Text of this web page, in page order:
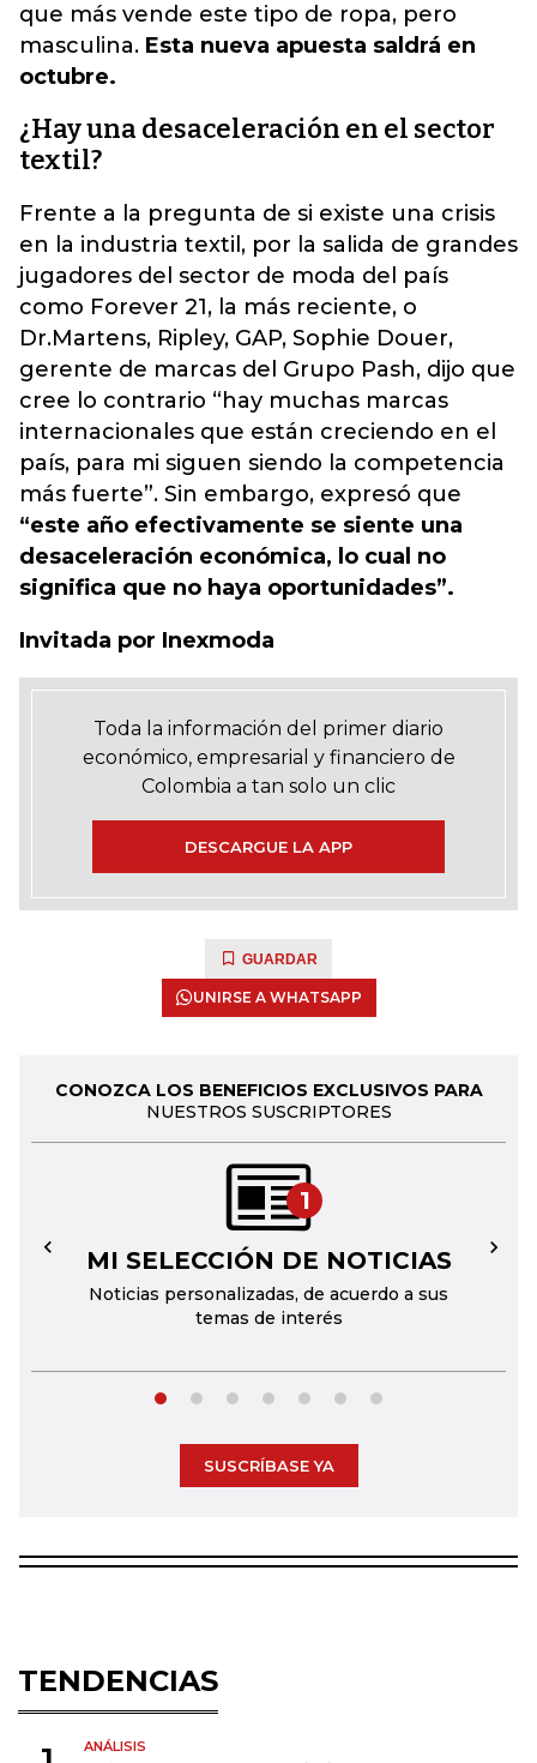
que más vende este tipo de ropa, pero
masculina. Esta nueva apuesta saldrá en
octubre.
¿Hay una desaceleración en el sector
textil?
Frente a la pregunta de si existe una crisis
en la industria textil, por la salida de grandes
jugadores del sector de moda del país
como Forever 21, la más reciente, o
Dr.Martens, Ripley, GAP, Sophie Douer,
gerente de marcas del Grupo Pash, dijo que
cree lo contrario “hay muchas marcas
internacionales que están creciendo en el
país, para mi siguen siendo la competencia
más fuerte”. Sin embargo, expresó que
“este año efectivamente se siente una
desaceleración económica, lo cual no
significa que no haya oportunidades”.
Invitada por Inexmoda
Toda la información del primer diario
económico, empresarial y financiero de
Colombia a tan solo un clic
DESCARGUE LA APP
GUARDAR
UNIRSE A WHATSAPP
CONOZCA LOS BENEFICIOS EXCLUSIVOS PARA
NUESTROS SUSCRIPTORES
1
MI SELECCIÓN DE NOTICIAS
Noticias personalizadas, de acuerdo a sus
temas de interés
← →
SUSCRÍBASE YA
TENDENCIAS
ANÁLISIS